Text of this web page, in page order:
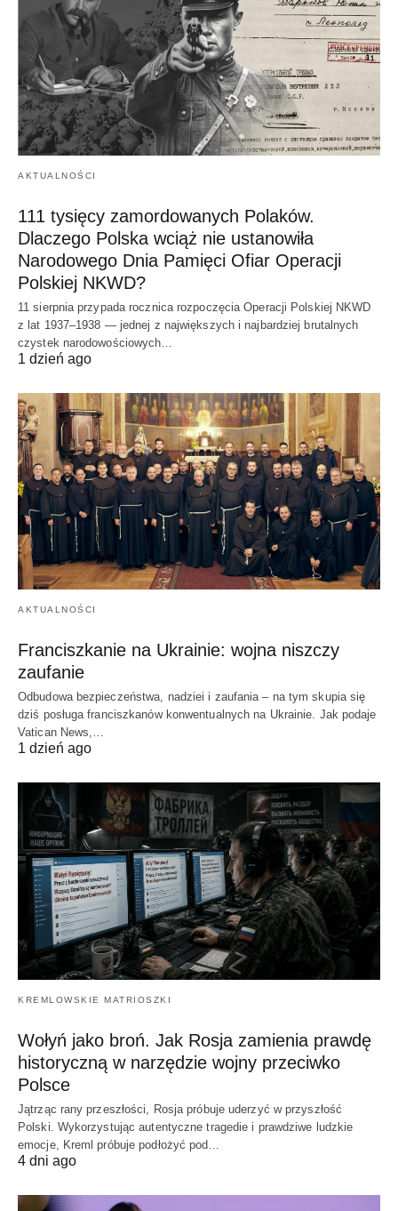
AKTUALNOŚCI
111 tysięcy zamordowanych Polaków.
Dlaczego Polska wciąż nie ustanowiła
Narodowego Dnia Pamięci Ofiar Operacji
Polskiej NKWD?
11 sierpnia przypada rocznica rozpoczęcia Operacji Polskiej NKWD
z lat 1937–1938 — jednej z największych i najbardziej brutalnych
czystek narodowościowych…
1 dzień ago
AKTUALNOŚCI
Franciszkanie na Ukrainie: wojna niszczy
zaufanie
Odbudowa bezpieczeństwa, nadziei i zaufania – na tym skupia się
dziś posługa franciszkanów konwentualnych na Ukrainie. Jak podaje
Vatican News,…
1 dzień ago
KREMLOWSKIE MATRIOSZKI
Wołyń jako broń. Jak Rosja zamienia prawdę
historyczną w narzędzie wojny przeciwko
Polsce
Jątrząc rany przeszłości, Rosja próbuje uderzyć w przyszłość
Polski. Wykorzystując autentyczne tragedie i prawdziwe ludzkie
emocje, Kreml próbuje podłożyć pod…
4 dni ago